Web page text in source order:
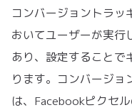
コンバージョントラッ
おいてユーザーが実行
あり、設定することで
ります。コンバージョ
は、Facebookピクセル